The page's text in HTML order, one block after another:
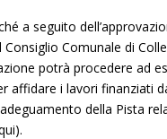
a seguito
Consiglio Comunale di
potrà procedere ad
affidare i lavori finanziati
della Pista
).